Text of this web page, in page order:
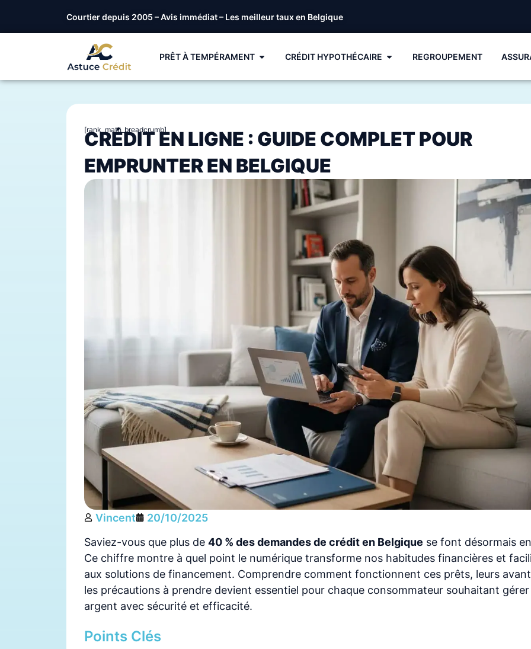
Courtier depuis 2005 – Avis immédiat – Les meilleur taux en Belgique
PRÊT À TEMPÉRAMENT CRÉDIT HYPOTHÉCAIRE REGROUPEMENT
[rank_math_breadcrumb]
CRÉDIT EN LIGNE : GUIDE COMPLET POUR
EMPRUNTER EN BELGIQUE
Vincent
20/10/2025
Saviez-vous que plus de 40 % des demandes de crédit en Belgique se font désormais
Ce chiffre montre à quel point le numérique transforme nos habitudes financières et
aux solutions de financement. Comprendre comment fonctionnent ces prêts, leurs
les précautions à prendre devient essentiel pour chaque consommateur souhaitant
argent avec sécurité et efficacité.
Points Clés